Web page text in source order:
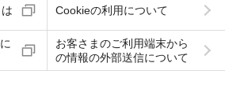
Cookieの利用について
お客さまのご利用端末から
の情報の外部送信について